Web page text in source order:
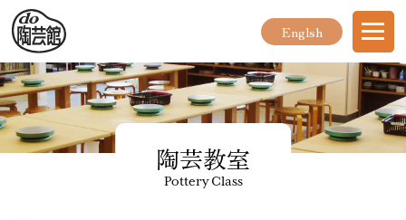
陶芸教室
Pottery Class
Englsh